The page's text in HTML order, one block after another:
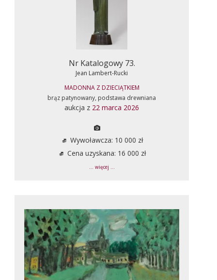
Nr Katalogowy 73.
Jean Lambert-Rucki
MADONNA Z DZIECIĄTKIEM
brąz patynowany, podstawa drewniana
aukcja z 22 marca 2026
Wywoławcza: 10 000 zł
Cena uzyskana: 16 000 zł
... więcej ...